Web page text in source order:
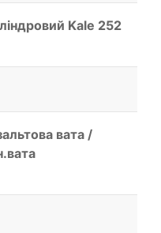
Kale 252
вата /